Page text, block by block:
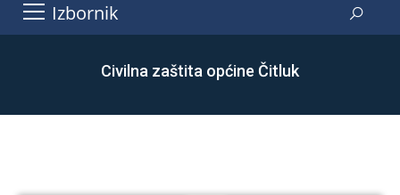
Izbornik
Civilna zaštita općine Čitluk